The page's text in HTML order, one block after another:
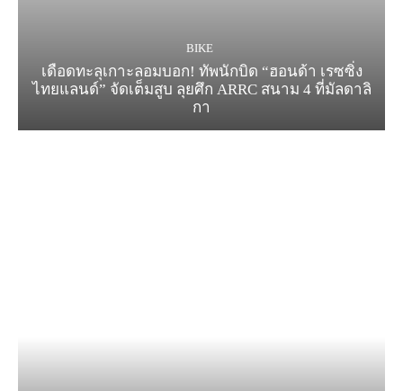
BIKE
เดือดทะลุเกาะลอมบอก! ทัพนักบิด “ฮอนด้า เรซซิ่ง
ไทยแลนด์” จัดเต็มสูบ ลุยศึก ARRC สนาม 4 ที่มัลดาลิ
กา